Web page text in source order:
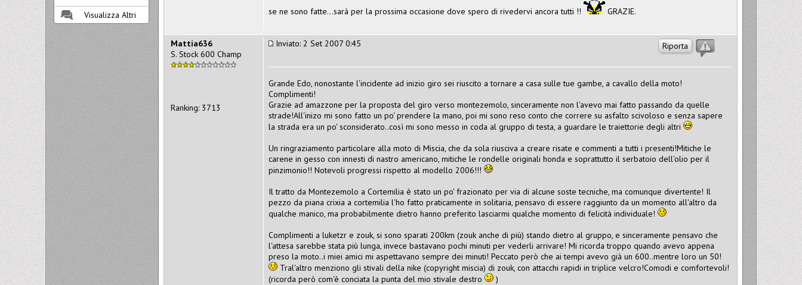
se ne sono fatte...sarà per la prossima occasione dove spero di rivedervi ancora tutti !!
GRAZIE.
Riporta
Inviato: 2 Set 2007 0:45
Grande Edo, nonostante l'incidente ad inizio giro sei riuscito a tornare a casa sulle tue gambe, a cavallo della moto!
Complimenti!
Grazie ad amazzone per la proposta del giro verso montezemolo, sinceramente non l'avevo mai fatto passando da quelle
strade!All'inizo mi sono fatto un po' prendere la mano, poi mi sono reso conto che correre su asfalto scivoloso e senza sapere
la strada era un po' sconsiderato..così mi sono messo in coda al gruppo di testa, a guardare le traiettorie degli altri
Un ringraziamento particolare alla moto di Miscia, che da sola riusciva a creare risate e commenti a tutti i presenti!Mitiche le
carene in gesso con innesti di nastro americano, mitiche le rondelle originali honda e soprattutto il serbatoio dell'olio per il
pinzimonio!! Notevoli progressi rispetto al modello 2006!!!
Il tratto da Montezemolo a Cortemilia è stato un po' frazionato per via di alcune soste tecniche, ma comunque divertente! Il
pezzo da piana crixia a cortemilia l'ho fatto praticamente in solitaria, pensavo di essere raggiunto da un momento all'altro da
qualche manico, ma probabilmente dietro hanno preferito lasciarmi qualche momento di felicità individuale!
Complimenti a luketzr e zouk, si sono sparati 200km (zouk anche di più) stando dietro al gruppo, e sinceramente pensavo che
l'attesa sarebbe stata più lunga, invece bastavano pochi minuti per vederli arrivare! Mi ricorda troppo quando avevo appena
preso la moto..i miei amici mi aspettavano sempre dei minuti! Peccato però che ai tempi avevo già un 600..mentre loro un 50!
Tral'altro menziono gli stivali della nike (copyright miscia) di zouk, con attacchi rapidi in triplice velcro!Comodi e comfortevoli!
(ricorda però com'è conciata la punta del mio stivale destro
)
Mattia636
S. Stock 600 Champ
Ranking: 3713
Visualizza Altri